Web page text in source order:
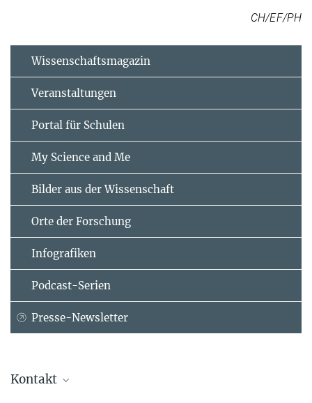
CH/EF/PH
Wissenschaftsmagazin
Veranstaltungen
Portal für Schulen
My Science and Me
Bilder aus der Wissenschaft
Orte der Forschung
Infografiken
Podcast-Serien
Presse-Newsletter
Kontakt